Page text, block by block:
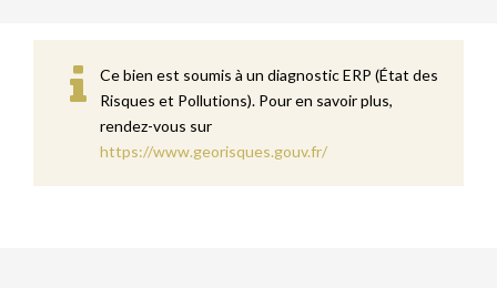
Ce bien est soumis à un diagnostic ERP (État des
Risques et Pollutions). Pour en savoir plus,
rendez-vous sur
https://www.georisques.gouv.fr/